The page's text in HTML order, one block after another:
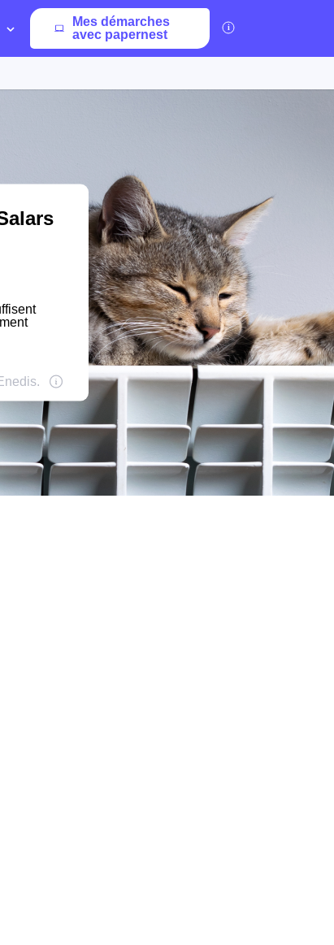
Mes démarches
avec papernest